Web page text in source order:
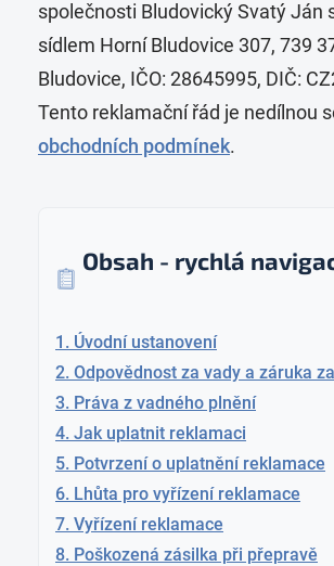
společnosti Bludovický Svatý Ján
sídlem Horní Bludovice 307, 739
Bludovice, IČO: 28645995, DIČ:
Tento reklamační řád je nedílnou
obchodních podmínek.
Obsah - rychlá
1. Úvodní ustanovení
2. Odpovědnost za vady a záruka
3. Práva z vadného plnění
4. Jak uplatnit reklamaci
5. Potvrzení o uplatnění reklamace
6. Lhůta pro vyřízení reklamace
7. Vyřízení reklamace
8. Poškozená zásilka při přepravě